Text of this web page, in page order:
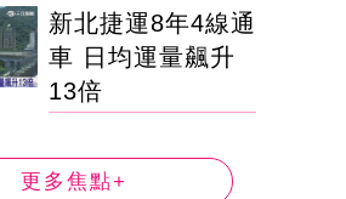
新北捷運8年4線通
車 日均運量飆升
13倍
更多焦點+